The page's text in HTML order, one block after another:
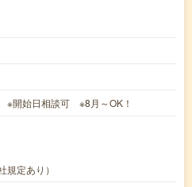
※開始日相談可 ※8月～OK！
規定あり）